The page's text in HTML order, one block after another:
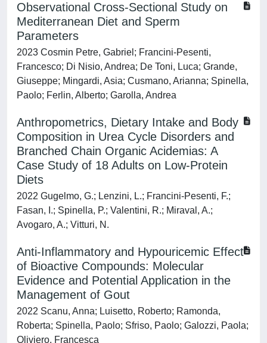
Observational Cross-Sectional Study on
Mediterranean Diet and Sperm
Parameters
2023 Cosmin Petre, Gabriel; Francini-Pesenti,
Francesco; Di Nisio, Andrea; De Toni, Luca; Grande,
Giuseppe; Mingardi, Asia; Cusmano, Arianna; Spinella,
Paolo; Ferlin, Alberto; Garolla, Andrea
Anthropometrics, Dietary Intake and Body
Composition in Urea Cycle Disorders and
Branched Chain Organic Acidemias: A
Case Study of 18 Adults on Low-Protein
Diets
2022 Gugelmo, G.; Lenzini, L.; Francini-Pesenti, F.;
Fasan, I.; Spinella, P.; Valentini, R.; Miraval, A.;
Avogaro, A.; Vitturi, N.
Anti-Inflammatory and Hypouricemic Effect
of Bioactive Compounds: Molecular
Evidence and Potential Application in the
Management of Gout
2022 Scanu, Anna; Luisetto, Roberto; Ramonda,
Roberta; Spinella, Paolo; Sfriso, Paolo; Galozzi, Paola;
Oliviero, Francesca